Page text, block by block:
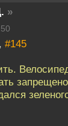
»
#145